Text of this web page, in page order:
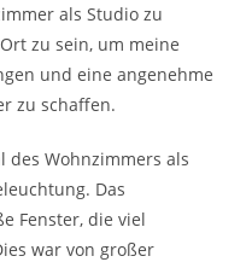
als Studio zu
zu sein, um meine
und eine angenehme
zu schaffen.
des Wohnzimmers als
Das
Fenster, die viel
war von großer